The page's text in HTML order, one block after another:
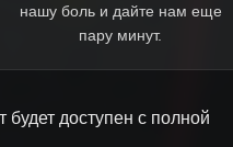
нашу боль и дайте нам еще
пару минут.
доступен с полной